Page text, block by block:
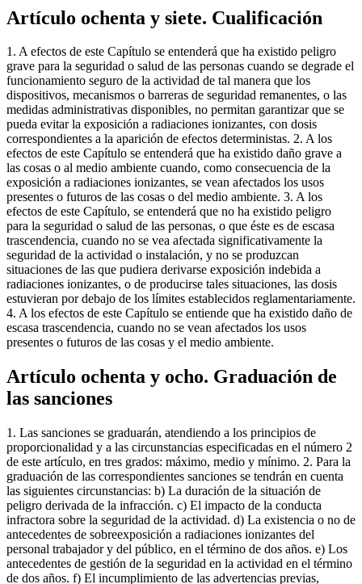
Artículo ochenta y siete. Cualificación
1. A efectos de este Capítulo se entenderá que ha existido peligro
grave para la seguridad o salud de las personas cuando se degrade el
funcionamiento seguro de la actividad de tal manera que los
dispositivos, mecanismos o barreras de seguridad remanentes, o las
medidas administrativas disponibles, no permitan garantizar que se
pueda evitar la exposición a radiaciones ionizantes, con dosis
correspondientes a la aparición de efectos deterministas. 2. A los
efectos de este Capítulo se entenderá que ha existido daño grave a
las cosas o al medio ambiente cuando, como consecuencia de la
exposición a radiaciones ionizantes, se vean afectados los usos
presentes o futuros de las cosas o del medio ambiente. 3. A los
efectos de este Capítulo, se entenderá que no ha existido peligro
para la seguridad o salud de las personas, o que éste es de escasa
trascendencia, cuando no se vea afectada significativamente la
seguridad de la actividad o instalación, y no se produzcan
situaciones de las que pudiera derivarse exposición indebida a
radiaciones ionizantes, o de producirse tales situaciones, las dosis
estuvieran por debajo de los límites establecidos reglamentariamente.
4. A los efectos de este Capítulo se entiende que ha existido daño de
escasa trascendencia, cuando no se vean afectados los usos
presentes o futuros de las cosas y el medio ambiente.
Artículo ochenta y ocho. Graduación de
las sanciones
1. Las sanciones se graduarán, atendiendo a los principios de
proporcionalidad y a las circunstancias especificadas en el número 2
de este artículo, en tres grados: máximo, medio y mínimo. 2. Para la
graduación de las correspondientes sanciones se tendrán en cuenta
las siguientes circunstancias: b) La duración de la situación de
peligro derivada de la infracción. c) El impacto de la conducta
infractora sobre la seguridad de la actividad. d) La existencia o no de
antecedentes de sobreexposición a radiaciones ionizantes del
personal trabajador y del público, en el término de dos años. e) Los
antecedentes de gestión de la seguridad en la actividad en el término
de dos años. f) El incumplimiento de las advertencias previas,